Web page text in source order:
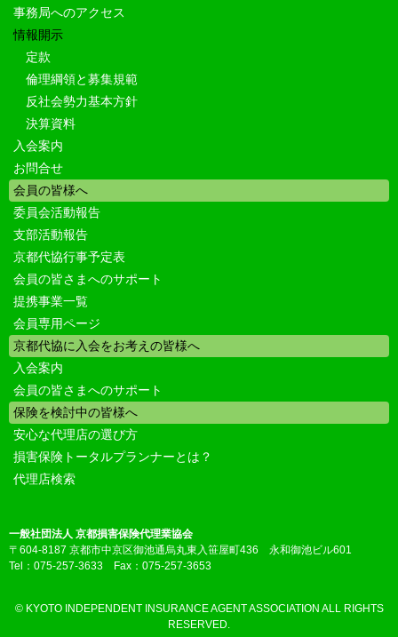
事務局へのアクセス
情報開示
定款
倫理綱領と募集規範
反社会勢力基本方針
決算資料
入会案内
お問合せ
会員の皆様へ
委員会活動報告
支部活動報告
京都代協行事予定表
会員の皆さまへのサポート
提携事業一覧
会員専用ページ
京都代協に入会をお考えの皆様へ
入会案内
会員の皆さまへのサポート
保険を検討中の皆様へ
安心な代理店の選び方
損害保険トータルプランナーとは？
代理店検索
一般社団法人 京都損害保険代理業協会
〒604-8187 京都市中京区御池通烏丸東入笹屋町436 永和御池ビル601
Tel：075-257-3633 Fax：075-257-3653
© KYOTO INDEPENDENT INSURANCE AGENT ASSOCIATION ALL RIGHTS
RESERVED.